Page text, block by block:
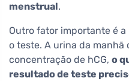
menstrual.
Outro fator importante é
o teste. A urina da manhã
concentração de hCG, o
resultado de teste